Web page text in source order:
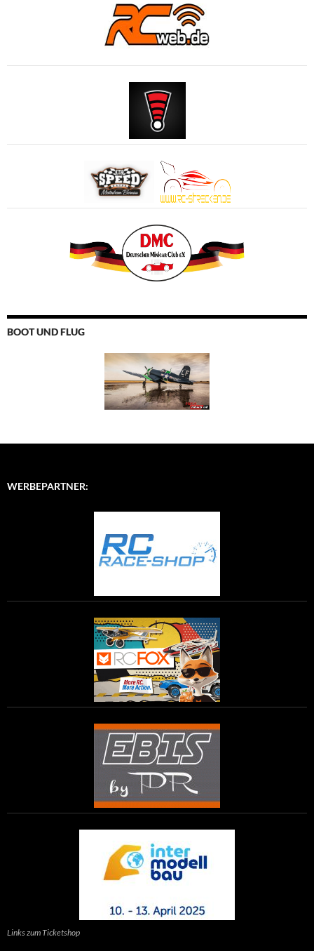
BOOT UND FLUG
WERBEPARTNER:
Links zum Ticketshop